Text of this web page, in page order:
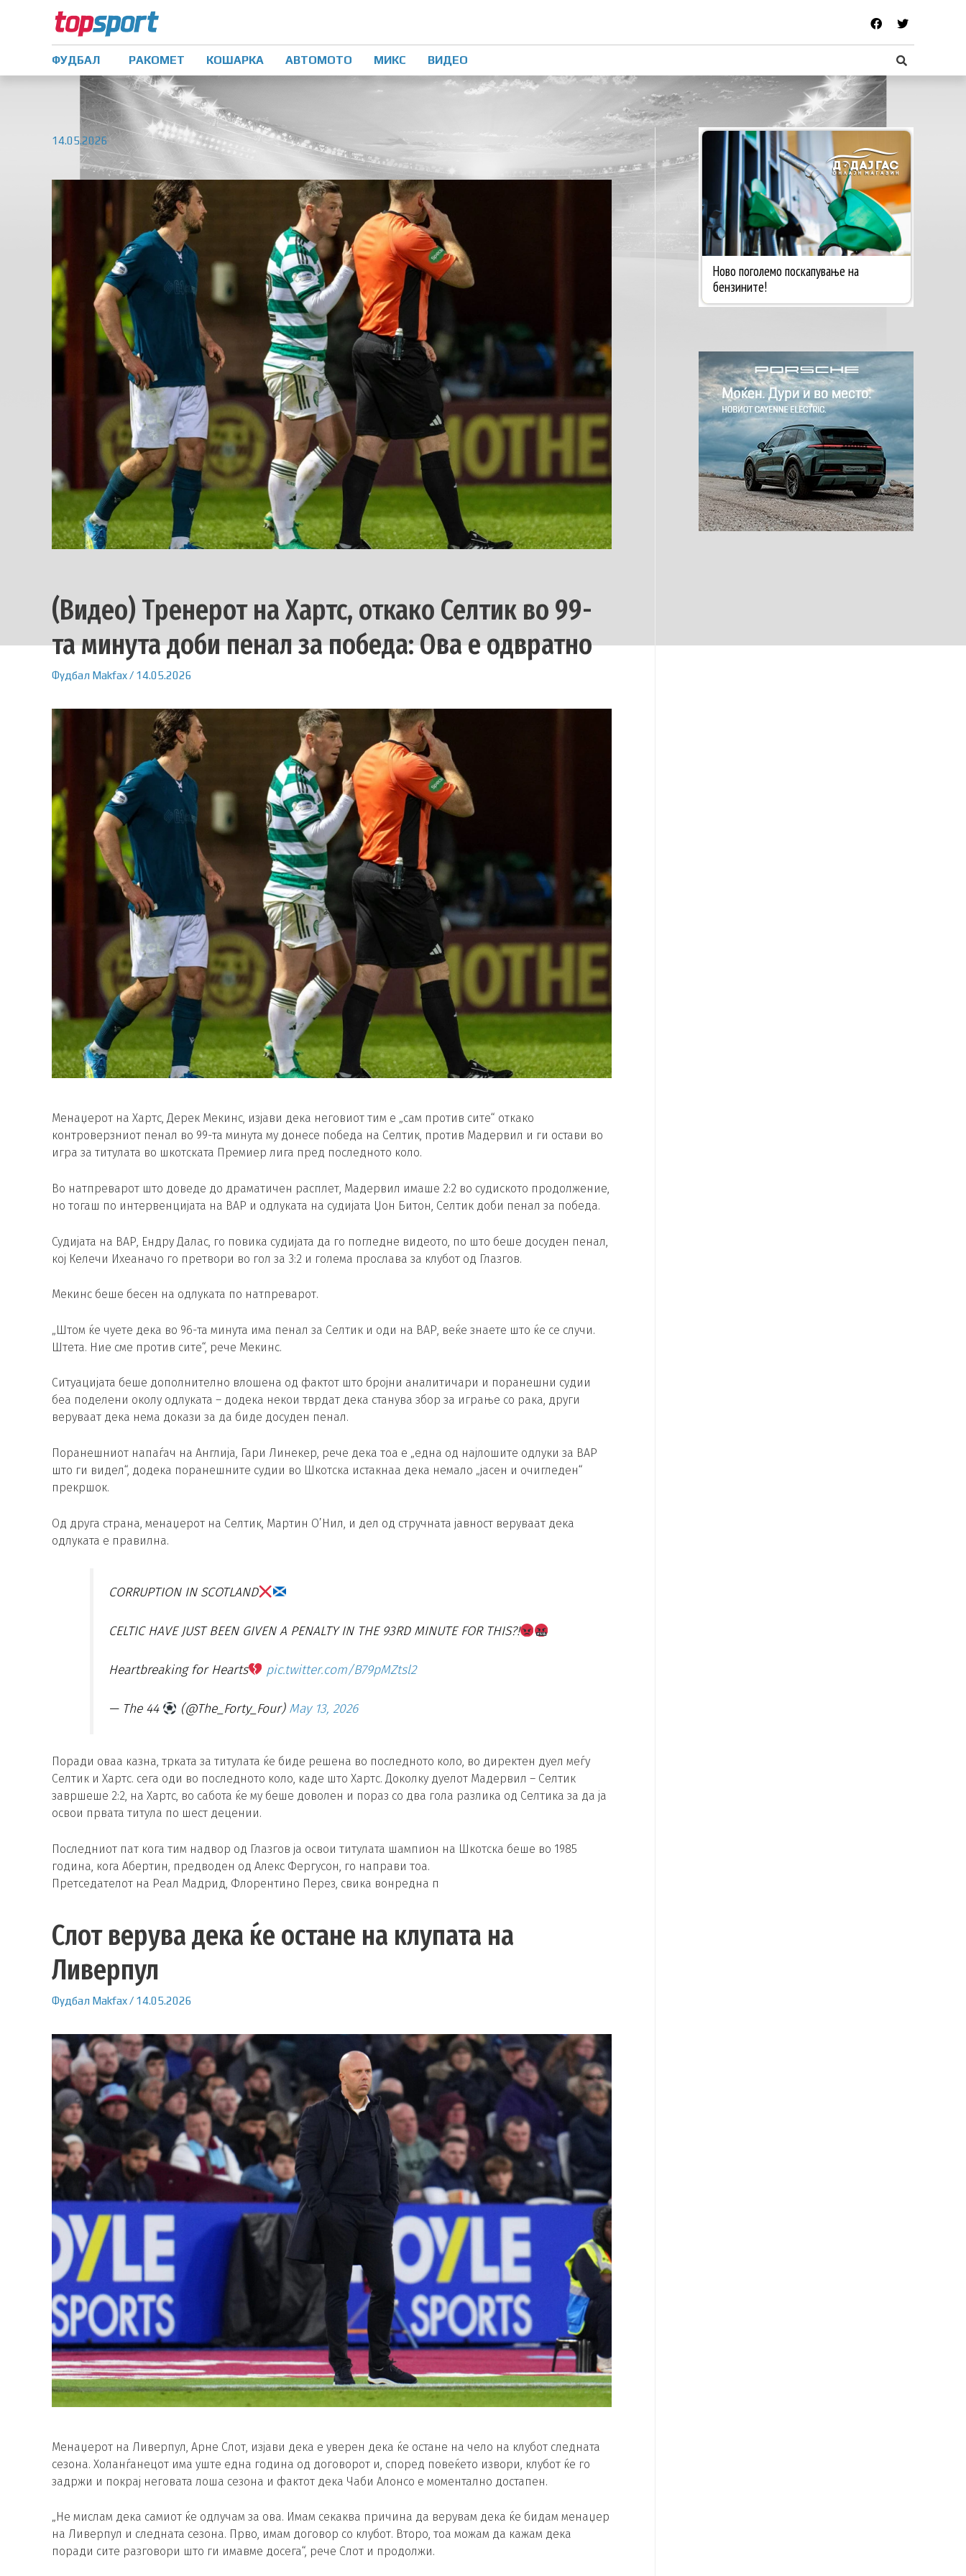
ФУДБАЛ РАКОМЕТ КОШАРКА АВТОМОТО МИКС ВИДЕО
14.05.2026
(Видео) Тренерот на Хартс, откако Селтик во 99-
та минута доби пенал за победа: Ова е одвратно
Фудбал Makfax/ 14.05.2026
Менаџерот на Хартс, Дерек Мекинс, изјави дека неговиот тим е „сам против сите“ откако
контроверзниот пенал во 99-та минута му донесе победа на Селтик, против Мадервил и ги остави во
игра за титулата во шкотската Премиер лига пред последното коло.
Во натпреварот што доведе до драматичен расплет, Мадервил имаше 2:2 во судиското продолжение,
но тогаш по интервенцијата на ВАР и одлуката на судијата Џон Битон, Селтик доби пенал за победа.
Судијата на ВАР, Ендру Далас, го повика судијата да го погледне видеото, по што беше досуден пенал,
кој Келечи Ихеаначо го претвори во гол за 3:2 и голема прослава за клубот од Глазгов.
Мекинс беше бесен на одлуката по натпреварот.
„Штом ќе чуете дека во 96-та минута има пенал за Селтик и оди на ВАР, веќе знаете што ќе се случи.
Штета. Ние сме против сите“, рече Мекинс.
Ситуацијата беше дополнително влошена од фактот што бројни аналитичари и поранешни судии
беа поделени околу одлуката – додека некои тврдат дека станува збор за играње со рака, други
веруваат дека нема докази за да биде досуден пенал.
Поранешниот напаѓач на Англија, Гари Линекер, рече дека тоа е „една од најлошите одлуки за ВАР
што ги видел“, додека поранешните судии во Шкотска истакнаа дека немало „јасен и очигледен“
прекршок.
Од друга страна, менаџерот на Селтик, Мартин О’Нил, и дел од стручната јавност веруваат дека
одлуката е правилна.
CORRUPTION IN SCOTLAND
CELTIC HAVE JUST BEEN GIVEN A PENALTY IN THE 93RD MINUTE FOR THIS?!
Heartbreaking for Hearts pic.twitter.com/B79pMZtsl2
— The 44 (@The_Forty_Four) May 13, 2026
Поради оваа казна, трката за титулата ќе биде решена во последното коло, во директен дуел меѓу
Селтик и Хартс. сега оди во последното коло, каде што Хартс. Доколку дуелот Мадервил – Селтик
завршеше 2:2, на Хартс, во сабота ќе му беше доволен и пораз со два гола разлика од Селтика за да ја
освои првата титула по шест децении.
Последниот пат кога тим надвор од Глазгов ја освои титулата шампион на Шкотска беше во 1985
година, кога Абертин, предводен од Алекс Фергусон, го направи тоа.
Претседателот на Реал Мадрид, Флорентино Перез, свика вонредна п
Слот верува дека ќе остане на клупата на
Ливерпул
Фудбал Makfax/ 14.05.2026
Менаџерот на Ливерпул, Арне Слот, изјави дека е уверен дека ќе остане на чело на клубот следната
сезона. Холанѓанецот има уште една година од договорот и, според повеќето извори, клубот ќе го
задржи и покрај неговата лоша сезона и фактот дека Чаби Алонсо е моментално достапен.
„Не мислам дека самиот ќе одлучам за ова. Имам секаква причина да верувам дека ќе бидам менаџер
на Ливерпул и следната сезона. Прво, имам договор со клубот. Второ, тоа можам да кажам дека
поради сите разговори што ги имавме досега“, рече Слот и продолжи.